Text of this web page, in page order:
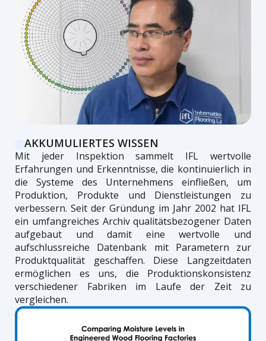
AKKUMULIERTES WISSEN
Mit jeder Inspektion sammelt IFL wertvolle
Erfahrungen und Erkenntnisse, die kontinuierlich in
die Systeme des Unternehmens einfließen, um
Produktion, Produkte und Dienstleistungen zu
verbessern. Seit der Gründung im Jahr 2002 hat IFL
ein umfangreiches Archiv qualitätsbezogener Daten
aufgebaut und damit eine wertvolle und
aufschlussreiche Datenbank mit Parametern zur
Produktqualität geschaffen. Diese Langzeitdaten
ermöglichen es uns, die Produktionskonsistenz
verschiedener Fabriken im Laufe der Zeit zu
vergleichen.